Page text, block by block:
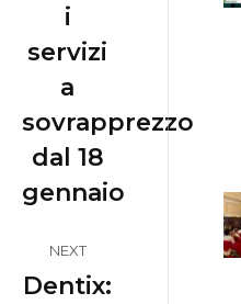
post:
i
servizi
a
sovrapprezzo
dal 18
gennaio
NEXT
Dentix: